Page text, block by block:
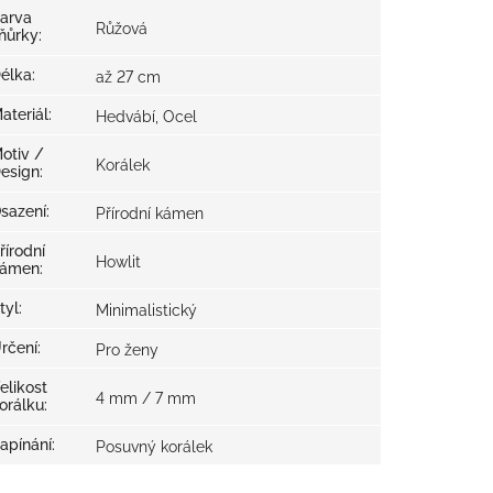
: Růžová
: až 27 cm
: Hedvábí, Ocel
/
: Korálek
: Přírodní kámen
: Howlit
: Minimalistický
: Pro ženy
: 4 mm / 7 mm
: Posuvný korálek